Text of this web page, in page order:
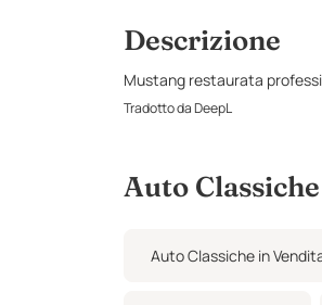
Descrizione
Mustang restaurata
Tradotto da DeepL
Auto
Auto Classiche in